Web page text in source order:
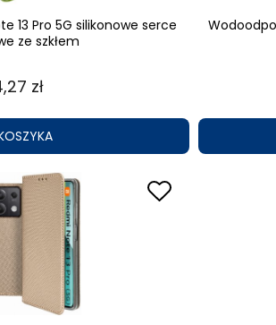
13 Pro 5G silikonowe serce
ze szkłem
zł